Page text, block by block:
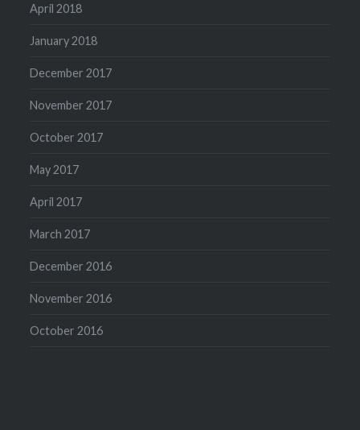
April 2018
January 2018
December 2017
November 2017
October 2017
May 2017
April 2017
March 2017
December 2016
November 2016
October 2016